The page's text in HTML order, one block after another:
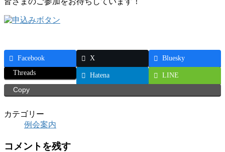
Facebook X
Bluesky
Threads
Hatena
LINE
Copy
カテゴリー
例会案内
コメントを残す